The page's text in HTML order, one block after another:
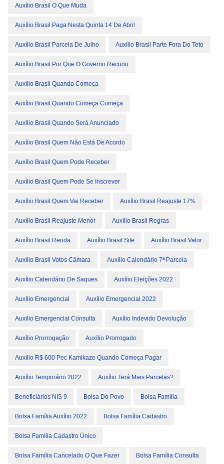
Auxílio Brasil O Que Muda
Auxílio Brasil Paga Nesta Quinta 14 De Abril
Auxílio Brasil Parcela De Julho Auxílio Brasil Parte Fora Do Teto
Auxílio Brasil Por Que O Governo Recuou
Auxílio Brasil Quando Começa
Auxílio Brasil Quando Começa Começa
Auxílio Brasil Quando Será Anunciado
Auxílio Brasil Quem Não Está De Acordo
Auxílio Brasil Quem Pode Receber
Auxílio Brasil Quem Pode Se Inscrever
Auxílio Brasil Quem Vai Receber Auxílio Brasil Reajuste 17%
Auxílio Brasil Reajuste Menor Auxílio Brasil Regras
Auxílio Brasil Renda Auxílio Brasil Site Auxílio Brasil Valor
Auxílio Brasil Votos Câmara Auxílio Calendário 7ª Parcela
Auxílio Calendário De Saques Auxílio Eleições 2022
Auxílio Emergencial Auxílio Emergencial 2022
Auxilio Emergencial Consulta Auxílio Indevido Devolução
Auxílio Prorrogação Auxílio Prorrogado
Auxílio R$ 600 Pec Kamikaze Quando Começa Pagar
Auxílio Temporário 2022 Auxílio Terá Mais Parcelas?
Beneficiários NIS 9 Bolsa Do Povo Bolsa Família
Bolsa Família Auxílio 2022 Bolsa Família Cadastro
Bolsa Família Cadastro Único
Bolsa Família Cancelado O Que Fazer Bolsa Família Consulta